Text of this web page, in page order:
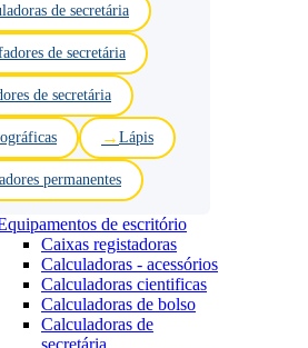
de secretária
de secretária
de secretária
Lápis
permanentes
de escritório
Caixas registadoras
Calculadoras - acessórios
Calculadoras cientificas
Calculadoras de bolso
Calculadoras de
secretária